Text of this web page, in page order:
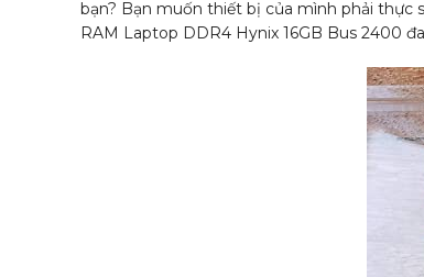
bạn? Bạn muốn thiết bị của mình phải thực
RAM Laptop DDR4 Hynix 16GB Bus 2400